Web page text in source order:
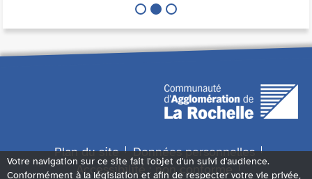
Plan du site
Données personnelles
Accessibilité : non conforme
Votre navigation sur ce site fait l'objet d'un suivi d'audience.
Conformément à la législation et afin de respecter votre vie privée,